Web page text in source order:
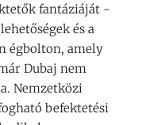
fantáziáját -
és a
égbolton, amely
Dubaj nem
Nemzetközi
befektetési